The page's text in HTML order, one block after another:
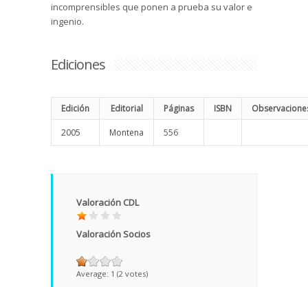
incomprensibles que ponen a prueba su valor e
ingenio.
Ediciones
Edición Editorial Páginas ISBN
2005 Montena 556
Valoración CDL
Valoración Socios
Average: 1 (2 votes)